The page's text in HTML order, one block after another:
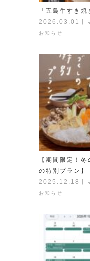
「五島牛すき
2026.03.01
お知らせ
【期間限定！
の特別プラン】
2025.12.18
お知らせ